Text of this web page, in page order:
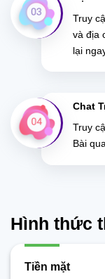
Truy
và địa
lại
Chat
Truy
Bài
Hình thức
Tiền mặt